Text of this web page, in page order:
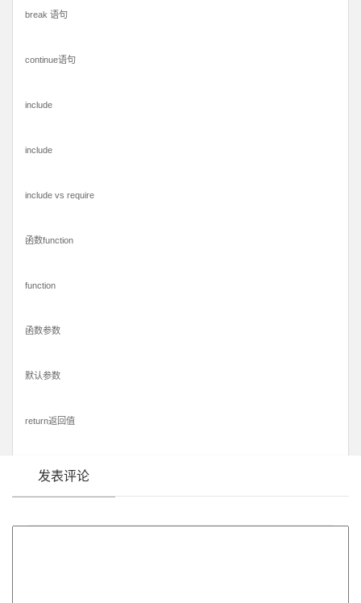
break 语句
continue语句
include
include
include vs require
函数function
function
函数参数
默认参数
return返回值
发表评论